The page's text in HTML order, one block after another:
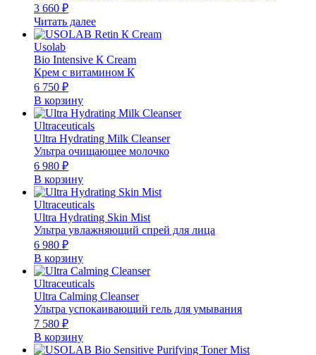
3 660 ₽
Читать далее
Usolab
Bio Intensive К Cream
Крем с витамином К
6 750 ₽
В корзину
Ultraceuticals
Ultra Hydrating Milk Cleanser
Ультра очищающее молочко
6 980 ₽
В корзину
Ultraceuticals
Ultra Hydrating Skin Mist
Ультра увлажняющий спрей для лица
6 980 ₽
В корзину
Ultraceuticals
Ultra Calming Cleanser
Ультра успокаивающий гель для умывания
7 580 ₽
В корзину